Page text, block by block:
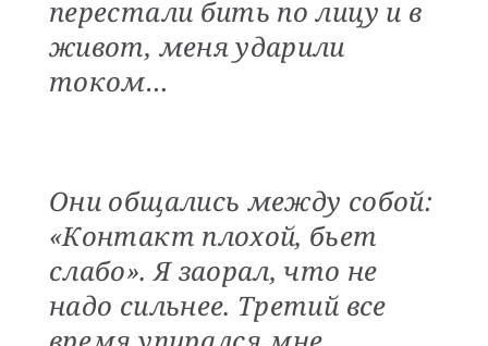
перестали бить по лицу и в
живот, меня ударили
током…
Они общались между собой:
«Контакт плохой, бьет
слабо». Я заорал, что не
надо сильнее. Третий все